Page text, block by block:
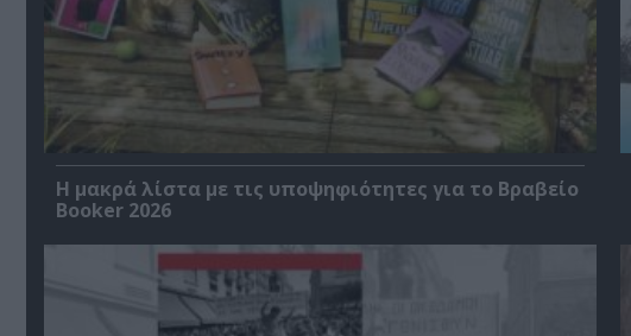
Η μακρά λίστα με τις υποψηφιότητες για το Βραβείο
Booker 2026